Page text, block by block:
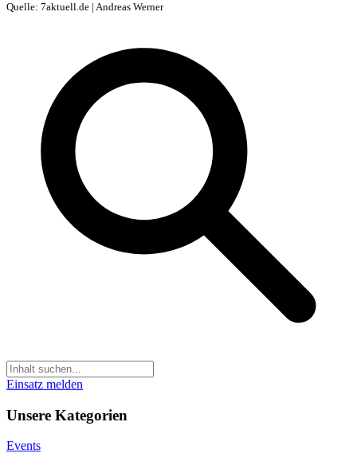
Quelle: 7aktuell.de | Andreas Werner
Einsatz melden
Unsere Kategorien
Events